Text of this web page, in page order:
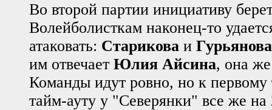
Во второй партии инициативу
Волейболисткам наконец-то
атаковать: Старикова и Гурьянова
им отвечает Юлия Айсина, она
Команды идут ровно, но к первому
тайм-ауту у "Северянки" все же